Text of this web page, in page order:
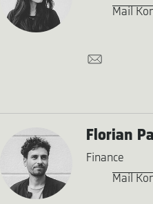
Mail
Florian
Finance
Mail